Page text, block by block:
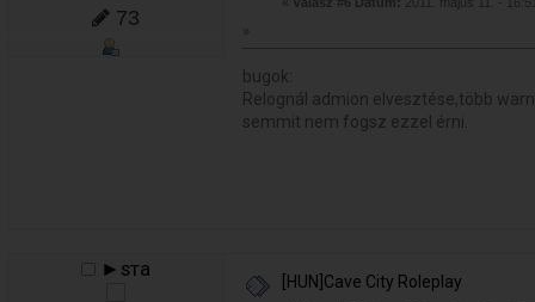
73
»
bugok:
Relognál admion elvesztése,több
semmit nem fogsz ezzel érni.
►ѕтa
[HUN]Cave City Roleplay